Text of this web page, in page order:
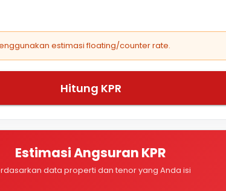
estimasi floating/counter rate.
Hitung KPR
Estimasi Angsuran KPR
data properti dan tenor yang Anda isi